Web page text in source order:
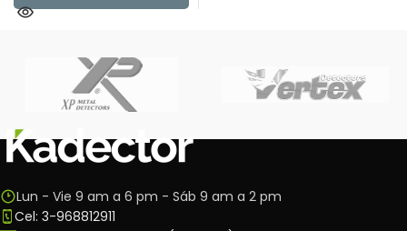
Lun - Vie 9 am a 6 pm - Sáb 9 am a 2 pm
Cel: 3-968812911